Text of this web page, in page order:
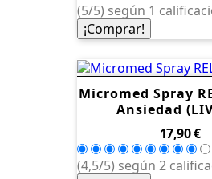
(5/5) según 1
¡Comprar!
Micromed Spray
Ansiedad
Precio
17,90 €
(4,5/5) según 2